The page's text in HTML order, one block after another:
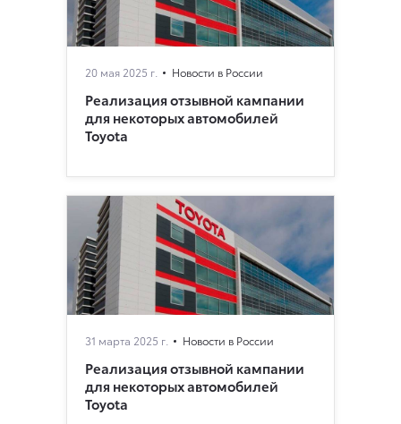
20 мая 2025 г. Новости в России
Реализация отзывной кампании
для некоторых автомобилей
Toyota
31 марта 2025 г. Новости в России
Реализация отзывной кампании
для некоторых автомобилей
Toyota